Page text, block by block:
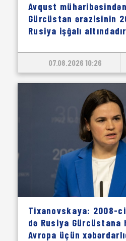
Avqust
Gürcüstan ərazisinin
Rusiya işğalı altındadır
07.08.2026 10:26
Tixanovskaya: 2008-
də Rusiya Gürcüstana
Avropa üçün